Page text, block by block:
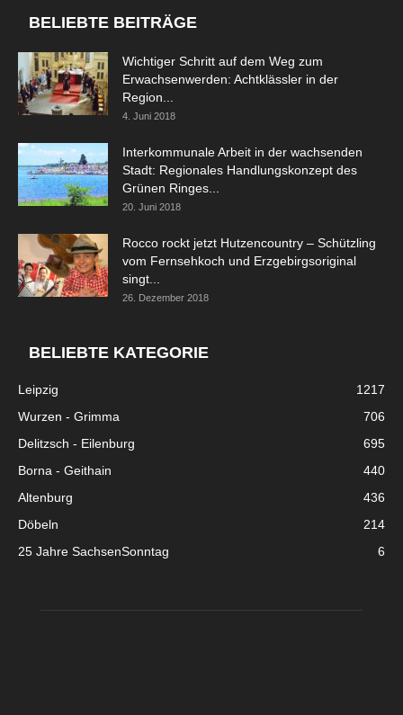
BELIEBTE BEITRÄGE
Wichtiger Schritt auf dem Weg zum
Erwachsenwerden: Achtklässler in der
Region...
4. Juni 2018
Interkommunale Arbeit in der wachsenden
Stadt: Regionales Handlungskonzept des
Grünen Ringes...
20. Juni 2018
Rocco rockt jetzt Hutzencountry – Schützling
vom Fernsehkoch und Erzgebirgsoriginal
singt...
26. Dezember 2018
BELIEBTE KATEGORIE
Leipzig
1217
Wurzen - Grimma
706
Delitzsch - Eilenburg
695
Borna - Geithain
440
Altenburg
436
Döbeln
214
25 Jahre SachsenSonntag
6